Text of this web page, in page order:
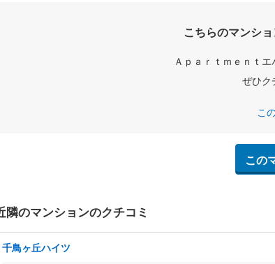
こちらのマンシ
Ａｐａｒｔｍｅｎｔ
ぜひク
こ
この
隣のマンションのクチコミ
千鳥ヶ丘ハイツ